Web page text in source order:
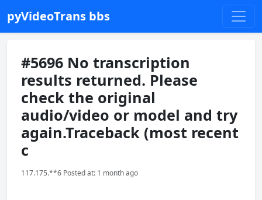
pyVideoTrans bbs
#5696 No transcription
results returned. Please
check the original
audio/video or model and try
again.Traceback (most recent
c
117.175.**6 Posted at: 1 month ago